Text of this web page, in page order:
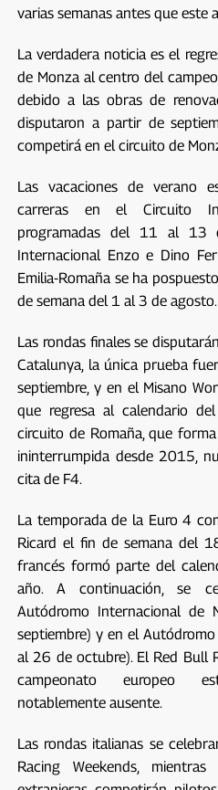
varias semanas antes que este
La verdadera noticia es el
de Monza al centro del
debido a las obras de
disputaron a partir de
competirá en el circuito de
Las vacaciones de verano
carreras en el Circuito
programadas del 11 al 13
Internacional Enzo e Dino
Emilia-Romaña se ha
de semana del 1 al 3 de agosto.
Las rondas finales se
Catalunya, la única prueba
septiembre, y en el Misano
que regresa al calendario
circuito de Romaña, que
ininterrumpida desde 2015,
cita de F4.
La temporada de la Euro 4
Ricard el fin de semana del
francés formó parte del
año. A continuación, se
Autódromo Internacional
septiembre) y en el
al 26 de octubre). El Red Bull
campeonato europeo
notablemente ausente.
Las rondas italianas se
Racing Weekends,